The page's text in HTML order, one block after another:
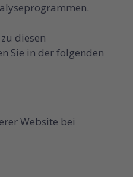
diesen
Sie in der folgenden
Website bei